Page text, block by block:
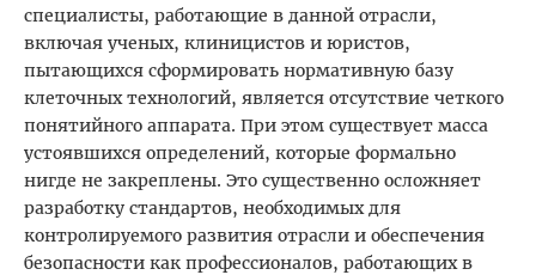
специалисты, работающие в данной отрасли,
включая ученых, клиницистов и юристов,
пытающихся сформировать нормативную базу
клеточных технологий, является отсутствие четкого
понятийного аппарата. При этом существует масса
устоявшихся определений, которые формально
нигде не закреплены. Это существенно осложняет
разработку стандартов, необходимых для
контролируемого развития отрасли и обеспечения
безопасности как профессионалов, работающих в